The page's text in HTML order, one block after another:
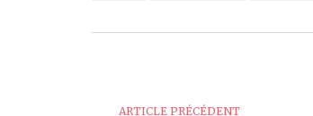
ARTICLE PRÉCÉDENT